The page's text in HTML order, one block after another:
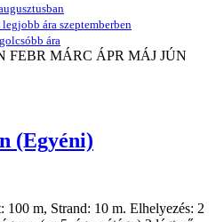
legjobb ára szeptemberben
ára
FEBR MÁRC ÁPR MÁJ JÚN
(Egyéni)
100 m, Strand: 10 m. Elhelyezés: 2